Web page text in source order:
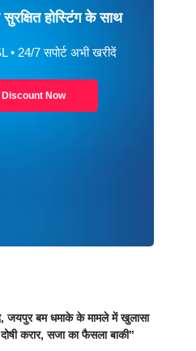
होस्टिंग के साथ
• 24/7 सपोर्ट अभी खरीदें
Now
जयपुर बम धमाके के मामले में खुलासा
करार, सजा का फैसला बाकी”